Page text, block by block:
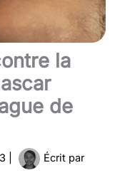
la
de
Écrit par